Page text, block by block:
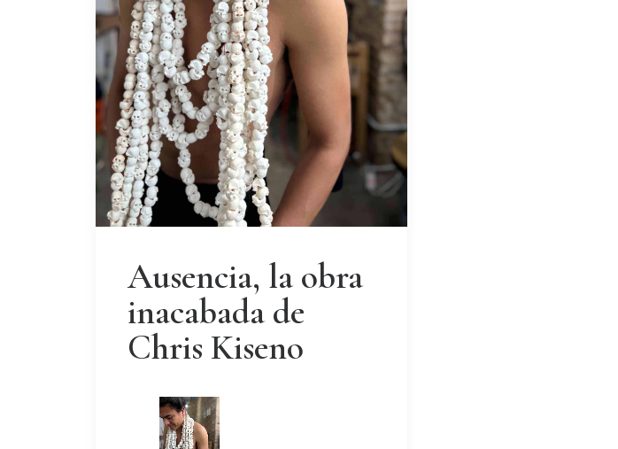
Ausencia, la obra
inacabada de
Chris Kiseno